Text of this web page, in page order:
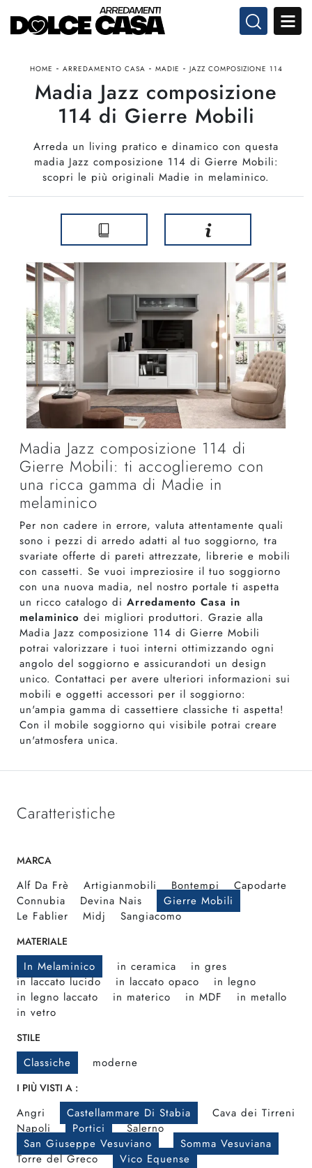
HOME - ARREDAMENTO CASA - MADIE - JAZZ COMPOSIZIONE 114
Madia Jazz composizione
114 di Gierre Mobili
Arreda un living pratico e dinamico con questa
madia Jazz composizione 114 di Gierre Mobili:
scopri le più originali Madie in melaminico.
Madia Jazz composizione 114 di
Gierre Mobili: ti accoglieremo con
una ricca gamma di Madie in
melaminico
Per non cadere in errore, valuta attentamente quali
sono i pezzi di arredo adatti al tuo soggiorno, tra
svariate offerte di pareti attrezzate, librerie e mobili
con cassetti. Se vuoi impreziosire il tuo soggiorno
con una nuova madia, nel nostro portale ti aspetta
un ricco catalogo di Arredamento Casa in
melaminico dei migliori produttori. Grazie alla
Madia Jazz composizione 114 di Gierre Mobili
potrai valorizzare i tuoi interni ottimizzando ogni
angolo del soggiorno e assicurandoti un design
unico. Contattaci per avere ulteriori informazioni sui
mobili e oggetti accessori per il soggiorno:
un'ampia gamma di cassettiere classiche ti aspetta!
Con il mobile soggiorno qui visibile potrai creare
un'atmosfera unica.
Caratteristiche
MARCA
Alf Da Frè Artigianmobili Bontempi
Capodarte
Connubia
Devina Nais
Gierre Mobili
Le Fablier
Midj Sangiacomo
MATERIALE
In Melaminico in ceramica
in gres
in laccato lucido
in laccato opaco
in legno
in legno laccato
in materico in MDF
in metallo
in vetro
STILE
Classiche moderne
I PIÙ VISTI A :
Angri Castellammare Di Stabia
Cava dei Tirreni
Napoli
Portici
Salerno
San Giuseppe Vesuviano
Somma Vesuviana
Torre del Greco
Vico Equense